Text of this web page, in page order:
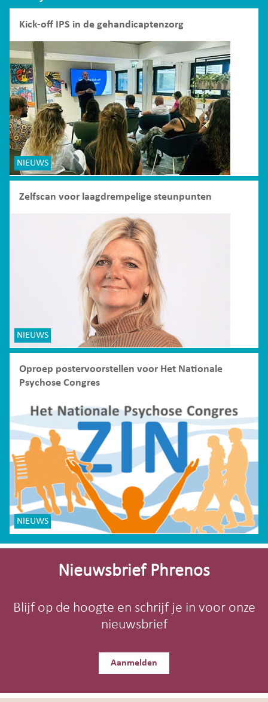
Kick-off IPS in de gehandicaptenzorg
NIEUWS
Zelfscan voor laagdrempelige steunpunten
NIEUWS
Oproep postervoorstellen voor Het Nationale
Psychose Congres
NIEUWS
Site-
Nieuwsbrief Phrenos
Blijf op de hoogte en schrijf je in voor onze
nieuwsbrief
Aanmelden